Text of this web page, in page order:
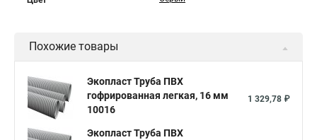
Похожие товары
Экопласт Труба ПВХ
гофрированная легкая, 16 мм
10016
1 329,78 ₽
Экопласт Труба ПВХ